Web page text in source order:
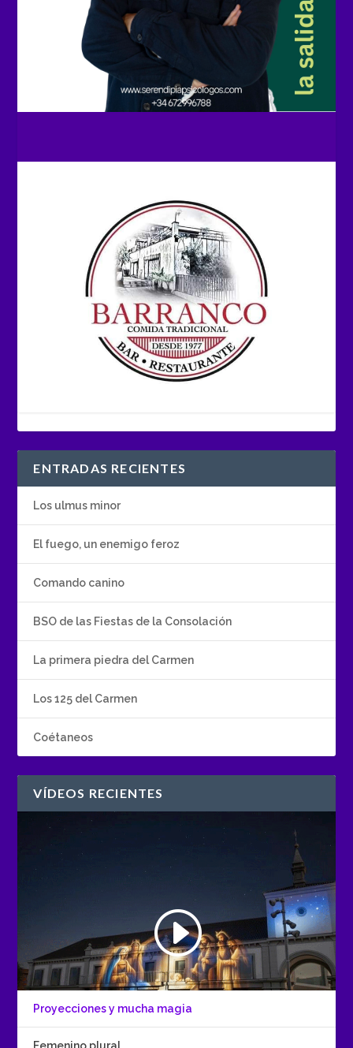
ENTRADAS RECIENTES
Los ulmus minor
El fuego, un enemigo feroz
Comando canino
BSO de las Fiestas de la Consolación
La primera piedra del Carmen
Los 125 del Carmen
Coétaneos
VÍDEOS RECIENTES
Proyecciones y mucha magia